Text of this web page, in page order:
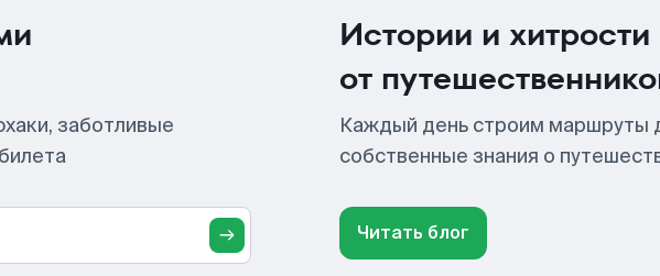
заботливые
Истории и хитрости
от
Каждый день строим маршруты
собственные знания о
Читать блог